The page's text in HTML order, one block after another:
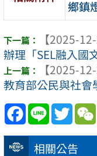
相關公告
鄉鎮
【2025-12-
辦理「SEL融入國
【2025-12-
教育部公民與社會
Facebook
Line